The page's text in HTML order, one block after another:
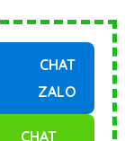
CHAT
ZALO
CHAT